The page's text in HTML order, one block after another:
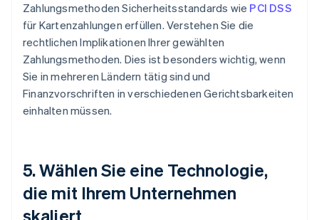
Zahlungsmethoden Sicherheitsstandards wie PCI DSS
für Kartenzahlungen erfüllen. Verstehen Sie die
rechtlichen Implikationen Ihrer gewählten
Zahlungsmethoden. Dies ist besonders wichtig, wenn
Sie in mehreren Ländern tätig sind und
Finanzvorschriften in verschiedenen Gerichtsbarkeiten
einhalten müssen.
5. Wählen Sie eine Technologie,
die mit Ihrem Unternehmen